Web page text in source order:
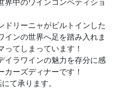
界中のワインコンペティショ
ドリーニャがビルトインした
インの世界へ足を踏み入れま
ってしまっています！
イラワインの魅力を存分に感
カーズディナーです！
て承ります。